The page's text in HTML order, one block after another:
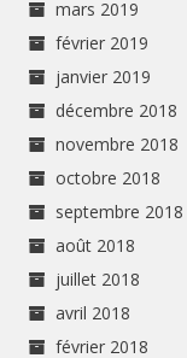
mars 2019
février 2019
janvier 2019
décembre 2018
novembre 2018
octobre 2018
septembre 2018
août 2018
juillet 2018
avril 2018
février 2018